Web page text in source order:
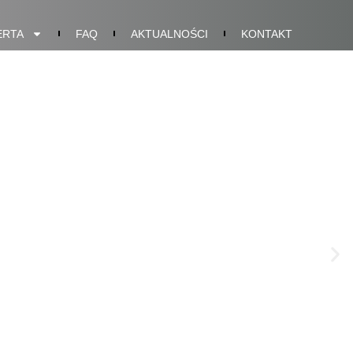
FAQ AKTUALNOŚCI KONTAKT